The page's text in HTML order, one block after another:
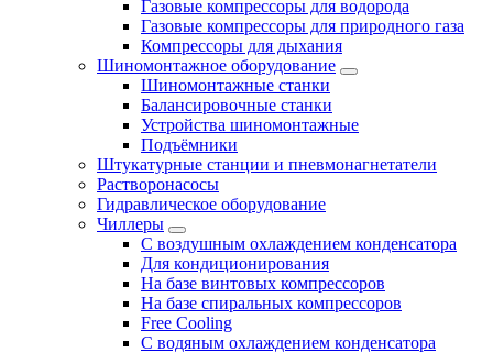
Газовые компрессоры для водорода
Газовые компрессоры для природного газа
Компрессоры для дыхания
Шиномонтажное оборудование
Шиномонтажные станки
Балансировочные станки
Устройства шиномонтажные
Подъёмники
Штукатурные станции и пневмонагнетатели
Растворонасосы
Гидравлическое оборудование
Чиллеры
С воздушным охлаждением конденсатора
Для кондиционирования
На базе винтовых компрессоров
На базе спиральных компрессоров
Free Cooling
С водяным охлаждением конденсатора